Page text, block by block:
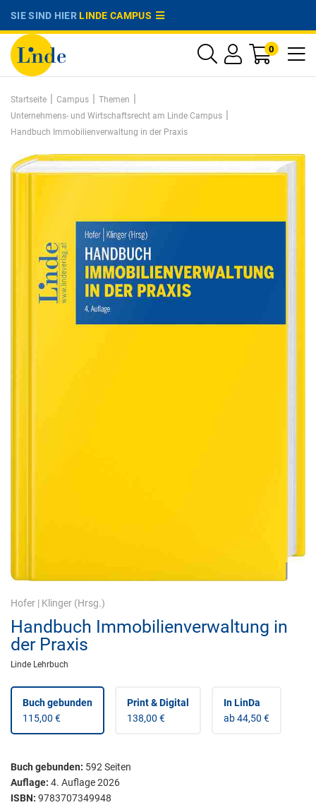
SIE SIND HIERLINDE CAMPUS
0
Startseite | Campus | Themen |
Unternehmens- und Wirtschaftsrecht am Linde Campus |
Handbuch Immobilienverwaltung in der Praxis
Hofer | Klinger (Hrsg.)
Handbuch Immobilienverwaltung in
der Praxis
Linde Lehrbuch
Buch gebunden
115,00 €
Print & Digital
138,00 €
In LinDa
ab 44,50 €
Buch gebunden: 592Seiten
Auflage: 4. Auflage 2026
ISBN: 9783707349948